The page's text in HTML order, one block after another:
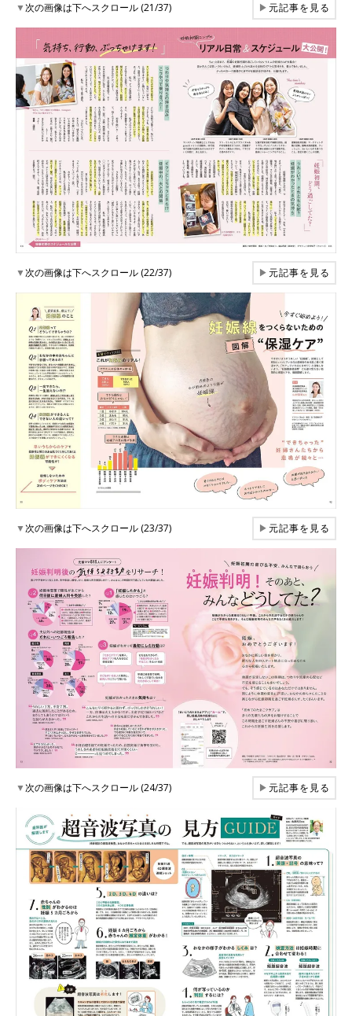
▼次の画像は下へスクロール (21/37) ▶元記事を見る
▼次の画像は下へスクロール (22/37) ▶元記事を見る
▼次の画像は下へスクロール (23/37) ▶元記事を見る
▼次の画像は下へスクロール (24/37) ▶元記事を見る